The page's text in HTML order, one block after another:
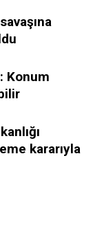
Konum
kararıyla